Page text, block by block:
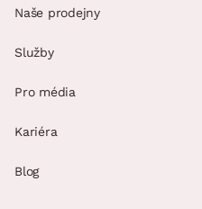
Naše prodejny
Služby
Pro média
Kariéra
Blog